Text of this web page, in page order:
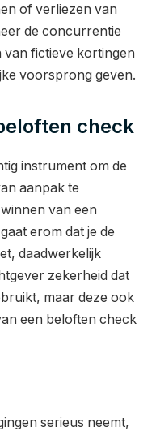
of verliezen van
de concurrentie
van fictieve kortingen
voorsprong geven.
check
instrument om de
aanpak te
van een
erom dat je de
daadwerkelijk
zekerheid dat
maar deze ook
een beloften check
serieus neemt,